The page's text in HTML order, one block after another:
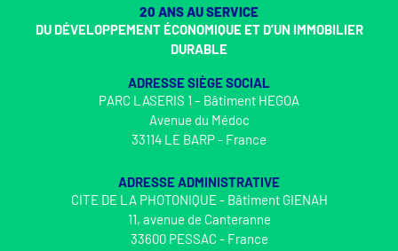
20 ANS AU SERVICE
DU DÉVELOPPEMENT ÉCONOMIQUE ET D’UN IMMOBILIER
DURABLE
ADRESSE SIÈGE SOCIAL
PARC LASERIS 1 – Bâtiment HEGOA
Avenue du Médoc
33114 LE BARP - France
ADRESSE ADMINISTRATIVE
CITE DE LA PHOTONIQUE - Bâtiment GIENAH
11, avenue de Canteranne
33600 PESSAC - France